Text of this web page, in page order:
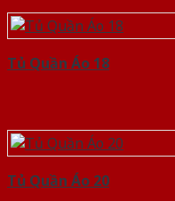
Tủ Quần Áo 18
Tủ Quần Áo 20